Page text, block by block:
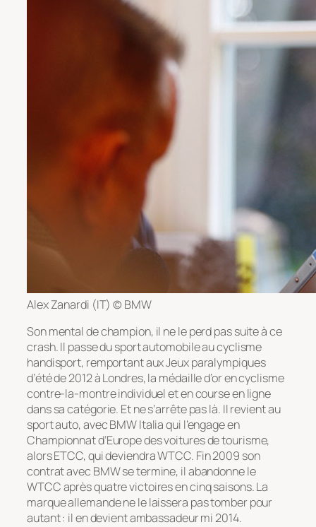
Alex Zanardi (IT) © BMW
Son mental de champion, il ne le perd pas suite à ce
crash. Il passe du sport automobile au cyclisme
handisport, remportant aux Jeux paralympiques
d’été de 2012 à Londres, la médaille d’or en cyclisme
contre-la-montre individuel et en course en ligne
dans sa catégorie. Et ne s’arrête pas là. Il revient au
sport auto, avec BMW Italia qui l’engage en
Championnat d’Europe des voitures de tourisme,
alors ETCC, qui deviendra WTCC. Fin 2009 son
contrat avec BMW se termine, il abandonne le
WTCC après quatre victoires en cinq saisons. La
marque allemande ne le laissera pas tomber pour
autant : il en devient ambassadeur mi 2014.